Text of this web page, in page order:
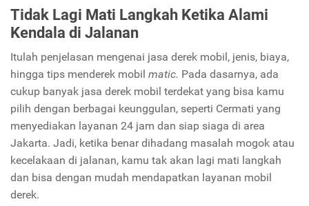
Tidak Lagi Mati Langkah Ketika Alami
Kendala di Jalanan
Itulah penjelasan mengenai jasa derek mobil, jenis, biaya,
hingga tips menderek mobil matic. Pada dasarnya, ada
cukup banyak jasa derek mobil terdekat yang bisa kamu
pilih dengan berbagai keunggulan, seperti Cermati yang
menyediakan layanan 24 jam dan siap siaga di area
Jakarta. Jadi, ketika benar dihadang masalah mogok atau
kecelakaan di jalanan, kamu tak akan lagi mati langkah
dan bisa dengan mudah mendapatkan layanan mobil
derek.